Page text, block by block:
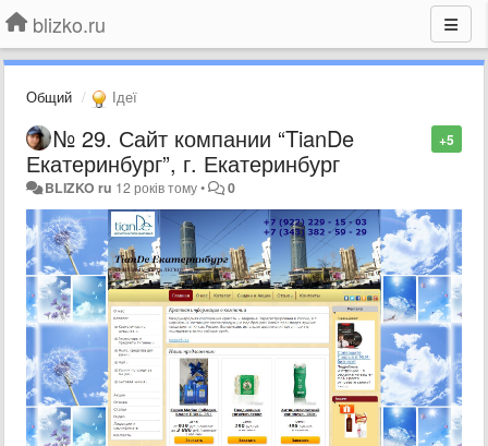
blizko.ru
Общий Ідеї
+5
№ 29. Сайт компании “TianDe
Екатеринбург”, г. Екатеринбург
BLIZKO ru 12 років тому• 0